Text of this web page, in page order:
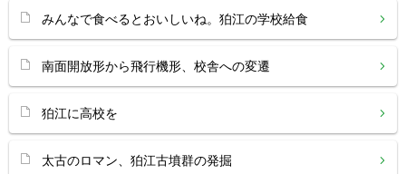
みんなで食べるとおいしいね。狛江の学校給食
南面開放形から飛行機形、校舎への変遷
狛江に高校を
太古のロマン、狛江古墳群の発掘